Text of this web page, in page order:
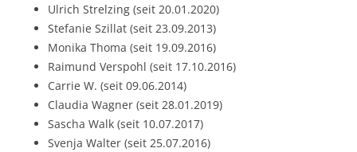
Ulrich Strelzing (seit 20.01.2020)
Stefanie Szillat (seit 23.09.2013)
Monika Thoma (seit 19.09.2016)
Raimund Verspohl (seit 17.10.2016)
Carrie W. (seit 09.06.2014)
Claudia Wagner (seit 28.01.2019)
Sascha Walk (seit 10.07.2017)
Svenja Walter (seit 25.07.2016)